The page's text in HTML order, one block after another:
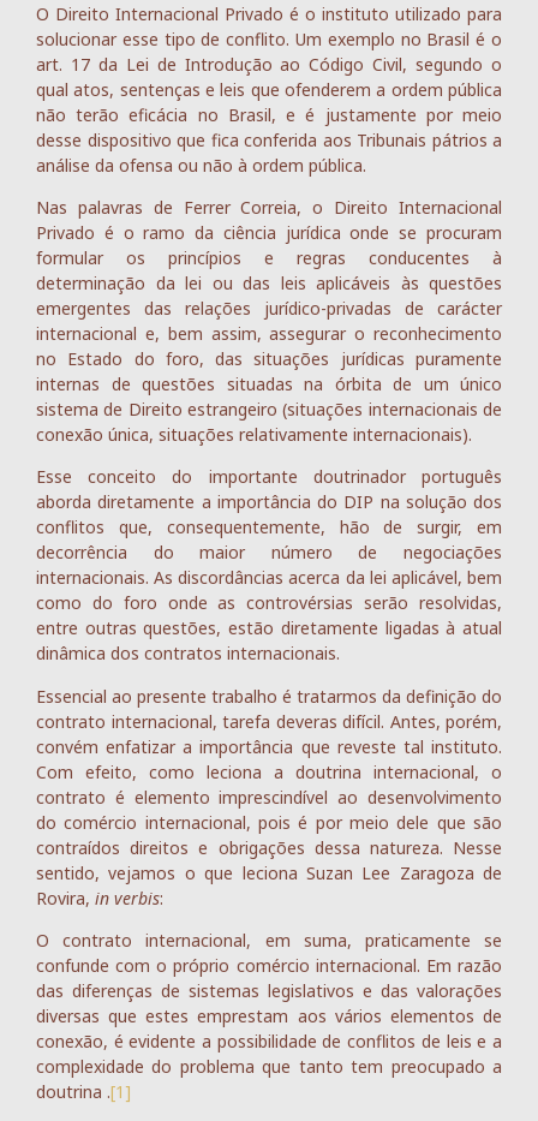
O Direito Internacional Privado é o instituto utilizado para
solucionar esse tipo de conflito. Um exemplo no Brasil é o
art. 17 da Lei de Introdução ao Código Civil, segundo o
qual atos, sentenças e leis que ofenderem a ordem pública
não terão eficácia no Brasil, e é justamente por meio
desse dispositivo que fica conferida aos Tribunais pátrios a
análise da ofensa ou não à ordem pública.
Nas palavras de Ferrer Correia, o Direito Internacional
Privado é o ramo da ciência jurídica onde se procuram
formular os princípios e regras conducentes à
determinação da lei ou das leis aplicáveis às questões
emergentes das relações jurídico-privadas de carácter
internacional e, bem assim, assegurar o reconhecimento
no Estado do foro, das situações jurídicas puramente
internas de questões situadas na órbita de um único
sistema de Direito estrangeiro (situações internacionais de
conexão única, situações relativamente internacionais).
Esse conceito do importante doutrinador português
aborda diretamente a importância do DIP na solução dos
conflitos que, consequentemente, hão de surgir, em
decorrência do maior número de negociações
internacionais. As discordâncias acerca da lei aplicável, bem
como do foro onde as controvérsias serão resolvidas,
entre outras questões, estão diretamente ligadas à atual
dinâmica dos contratos internacionais.
Essencial ao presente trabalho é tratarmos da definição do
contrato internacional, tarefa deveras difícil. Antes, porém,
convém enfatizar a importância que reveste tal instituto.
Com efeito, como leciona a doutrina internacional, o
contrato é elemento imprescindível ao desenvolvimento
do comércio internacional, pois é por meio dele que são
contraídos direitos e obrigações dessa natureza. Nesse
sentido, vejamos o que leciona Suzan Lee Zaragoza de
Rovira, in verbis:
O contrato internacional, em suma, praticamente se
confunde com o próprio comércio internacional. Em razão
das diferenças de sistemas legislativos e das valorações
diversas que estes emprestam aos vários elementos de
conexão, é evidente a possibilidade de conflitos de leis e a
complexidade do problema que tanto tem preocupado a
doutrina .[1]